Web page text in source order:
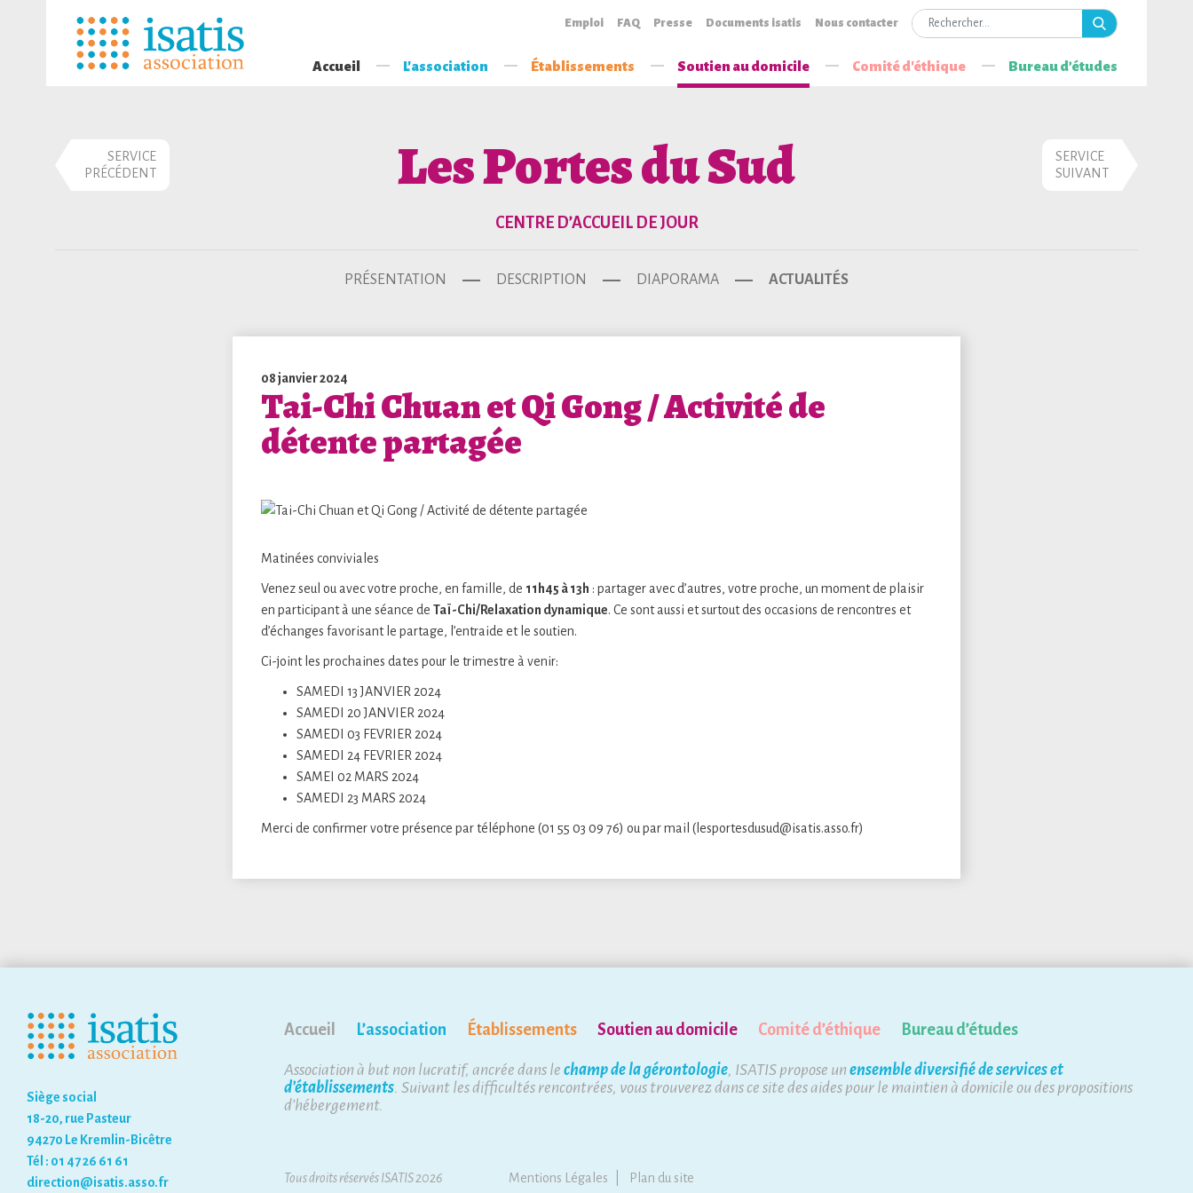
Emploi FAQ Presse Documents isatis Nous contacter
Accueil L'association Établissements Soutien au domicile Comité d'éthique Bureau d’études
Les Portes du Sud
CENTRE D’ACCUEIL DE JOUR
SERVICE
PRÉCÉDENT
SERVICE
SUIVANT
PRÉSENTATION DESCRIPTION DIAPORAMA ACTUALITÉS
08 janvier 2024
Tai-Chi Chuan et Qi Gong / Activité de
détente partagée
Matinées conviviales
Venez seul ou avec votre proche, en famille, de 11h45 à 13h : partager avec d’autres, votre proche, un moment de plaisir
en participant à une séance de Taï-Chi/Relaxation dynamique. Ce sont aussi et surtout des occasions de rencontres et
d’échanges favorisant le partage, l’entraide et le soutien.
Ci-joint les prochaines dates pour le trimestre à venir:
SAMEDI 13 JANVIER 2024
SAMEDI 20 JANVIER 2024
SAMEDI 03 FEVRIER 2024
SAMEDI 24 FEVRIER 2024
SAMEI 02 MARS 2024
SAMEDI 23 MARS 2024
Merci de confirmer votre présence par téléphone (01 55 03 09 76) ou par mail (lesportesdusud@isatis.asso.fr)
Siège social
18-20, rue Pasteur
94270 Le Kremlin-Bicêtre
Tél : 01 47 26 61 61
direction@isatis.asso.fr
Accueil L’association Établissements Soutien au domicile Comité d’éthique Bureau d’études
Association à but non lucratif, ancrée dans le champ de la gérontologie, ISATIS propose un ensemble diversifié de services et
d’établissements. Suivant les difficultés rencontrées, vous trouverez dans ce site des aides pour le maintien à domicile ou des propositions
d’hébergement.
Tous droits réservés ISATIS 2026 Mentions Légales Plan du site